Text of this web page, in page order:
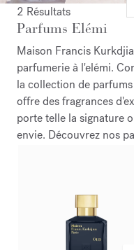
2 Résultats
Parfums Elémi
Maison Francis
parfumerie à l'elémi.
la collection de
offre des fragrances
porte telle la signature
envie. Découvrez nos